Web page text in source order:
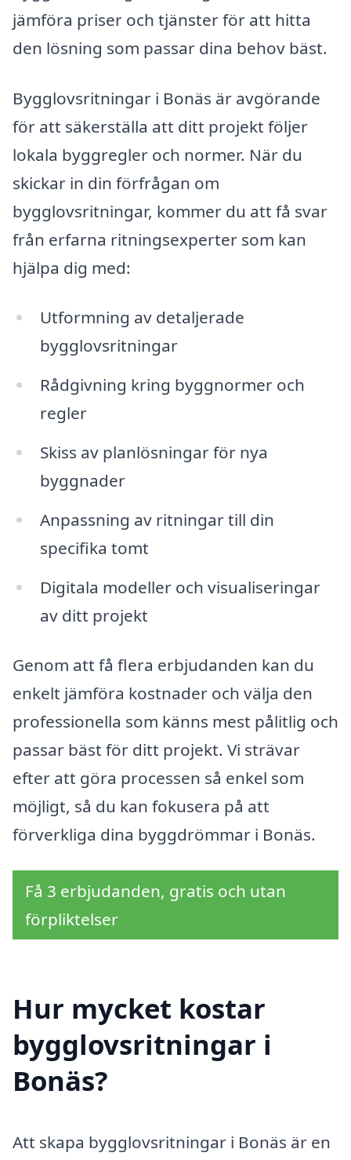
jämföra priser och tjänster för att hitta
den lösning som passar dina behov bäst.
Bygglovsritningar i Bonäs är avgörande
för att säkerställa att ditt projekt följer
lokala byggregler och normer. När du
skickar in din förfrågan om
bygglovsritningar, kommer du att få svar
från erfarna ritningsexperter som kan
hjälpa dig med:
Utformning av detaljerade
bygglovsritningar
Rådgivning kring byggnormer och
regler
Skiss av planlösningar för nya
byggnader
Anpassning av ritningar till din
specifika tomt
Digitala modeller och visualiseringar
av ditt projekt
Genom att få flera erbjudanden kan du
enkelt jämföra kostnader och välja den
professionella som känns mest pålitlig och
passar bäst för ditt projekt. Vi strävar
efter att göra processen så enkel som
möjligt, så du kan fokusera på att
förverkliga dina byggdrömmar i Bonäs.
Få 3 erbjudanden, gratis och utan
förpliktelser
Hur mycket kostar
bygglovsritningar i
Bonäs?
Att skapa bygglovsritningar i Bonäs är en